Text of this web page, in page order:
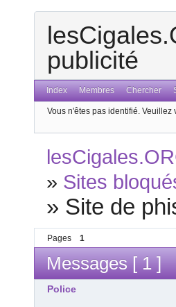
publicité
Index Membres Chercher
Vous n'êtes pas identifié. Veuillez
» Sites
» Site de
Pages 1
Messages [ 1 ]
Police